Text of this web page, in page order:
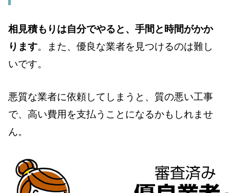
相見積もりは自分でやると、手間と時間がかか
ります。また、優良な業者を見つけるのは難し
いです。
悪質な業者に依頼してしまうと、質の悪い工事
で、高い費用を支払うことになるかもしれませ
ん。